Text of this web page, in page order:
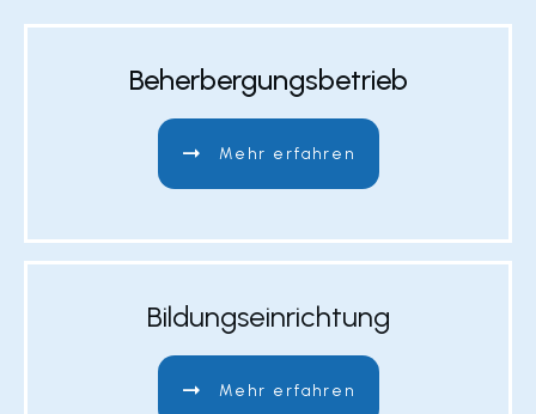
Beherbergungsbetrieb
Mehr erfahren
Bildungseinrichtung
Mehr erfahren